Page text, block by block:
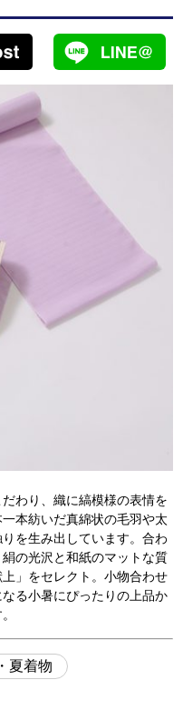
わり、織に縞模様の表情を
本紡いだ真綿状の毛羽や太
を生み出しています。合わ
の光沢と和紙のマットな質
」をセレクト。小物合わせ
る小暑にぴったりの上品か
夏着物